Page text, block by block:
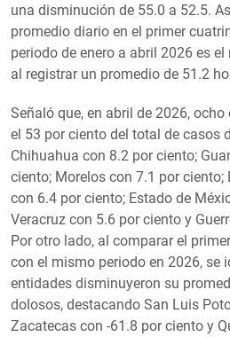
una disminución de 55.0 a 52.5.
promedio diario en el primer
periodo de enero a abril 2026 es
al registrar un promedio de 51.2
Señaló que, en abril de 2026,
el 53 por ciento del total de casos
Chihuahua con 8.2 por ciento;
ciento; Morelos con 7.1 por
con 6.4 por ciento; Estado de
Veracruz con 5.6 por ciento y
Por otro lado, al comparar el
con el mismo periodo en 2026, se
entidades disminuyeron su
dolosos, destacando San Luis
Zacatecas con -61.8 por ciento y